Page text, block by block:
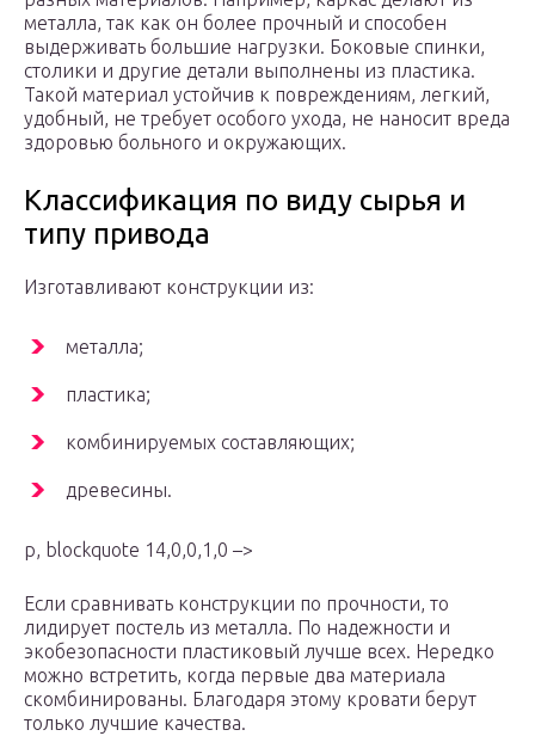
металла, так как он более прочный и способен
выдерживать большие нагрузки. Боковые спинки,
столики и другие детали выполнены из пластика.
Такой материал устойчив к повреждениям, легкий,
удобный, не требует особого ухода, не наносит вреда
здоровью больного и окружающих.
Классификация по виду сырья и
типу привода
Изготавливают конструкции из:
металла;
пластика;
комбинируемых составляющих;
древесины.
p, blockquote 14,0,0,1,0 –>
Если сравнивать конструкции по прочности, то
лидирует постель из металла. По надежности и
экобезопасности пластиковый лучше всех. Нередко
можно встретить, когда первые два материала
скомбинированы. Благодаря этому кровати берут
только лучшие качества.